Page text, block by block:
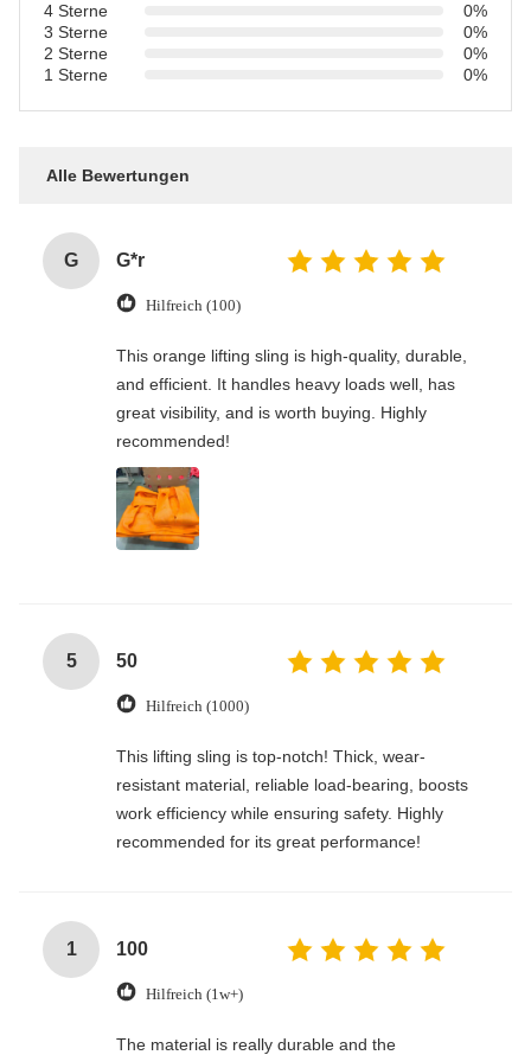
4 Sterne
0%
3 Sterne
0%
2 Sterne
0%
1 Sterne
0%
Alle Bewertungen
G G*r
Hilfreich (100)
This orange lifting sling is high-quality, durable,
and efficient. It handles heavy loads well, has
great visibility, and is worth buying. Highly
recommended!
5 50
Hilfreich (1000)
This lifting sling is top-notch! Thick, wear-
resistant material, reliable load-bearing, boosts
work efficiency while ensuring safety. Highly
recommended for its great performance!
1 100
Hilfreich (1w+)
The material is really durable and the